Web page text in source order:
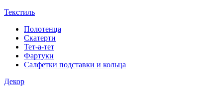
Текстиль
Полотенца
Скатерти
Тет-а-тет
Фартуки
Салфетки подставки и кольца
Декор